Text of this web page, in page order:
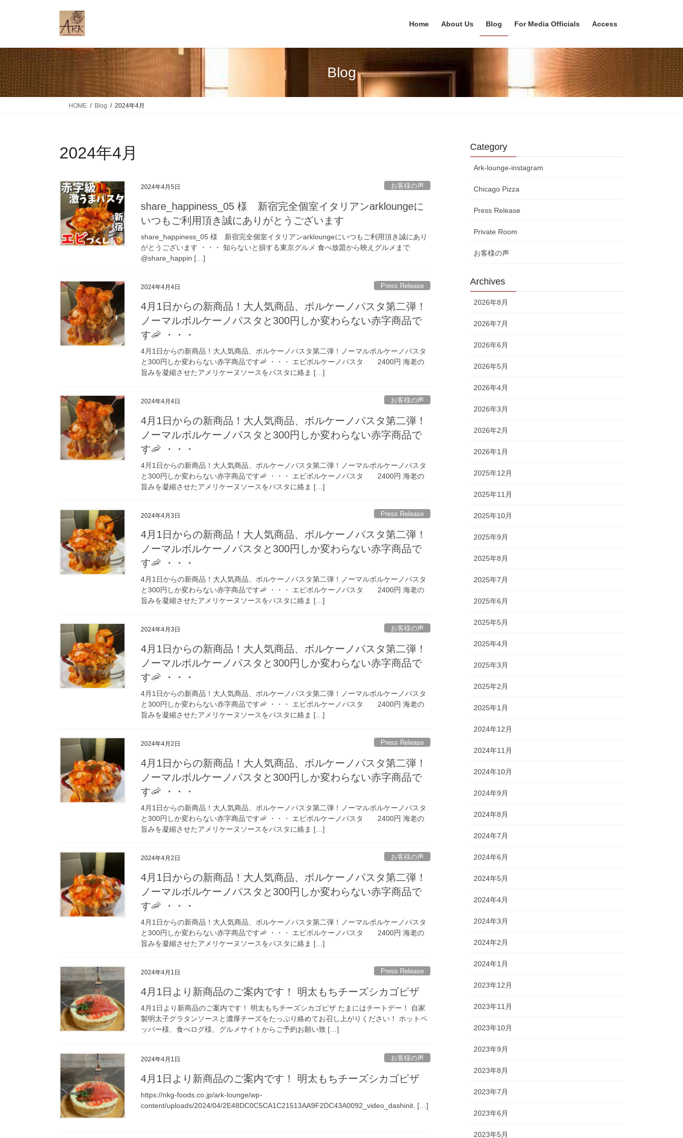
ツ
に
移
動
シ
ョ
ン
に
Home About Us Blog For Media Officials Access
Blog
HOME Blog 2024年4月
2024年4月
2024年4月5日 お客様の声
share_happiness_05 様 新宿完全個室イタリアンarkloungeに
いつもご利用頂き誠にありがとうございます
share_happiness_05 様 新宿完全個室イタリアンarkloungeにいつもご利用頂き誠にあり
がとうございます ・・・ 知らないと損する東京グルメ︎ 食べ放題から映えグルメまで️
@share_happin […]
2024年4月4日 Press Release
4月1日からの新商品！大人気商品、ボルケーノパスタ第二弾！
ノーマルボルケーノパスタと300円しか変わらない赤字商品で
す🦐 ・・・
4月1日からの新商品！大人気商品、ボルケーノパスタ第二弾！ノーマルボルケーノパスタ
と300円しか変わらない赤字商品です🦐 ・・・ エビボルケーノパスタ 2400円 海老の
旨みを凝縮させたアメリケーヌソースをパスタに絡ま […]
2024年4月4日 お客様の声
4月1日からの新商品！大人気商品、ボルケーノパスタ第二弾！
ノーマルボルケーノパスタと300円しか変わらない赤字商品で
す🦐 ・・・
4月1日からの新商品！大人気商品、ボルケーノパスタ第二弾！ノーマルボルケーノパスタ
と300円しか変わらない赤字商品です🦐 ・・・ エビボルケーノパスタ 2400円 海老の
旨みを凝縮させたアメリケーヌソースをパスタに絡ま […]
2024年4月3日 Press Release
4月1日からの新商品！大人気商品、ボルケーノパスタ第二弾！
ノーマルボルケーノパスタと300円しか変わらない赤字商品で
す🦐 ・・・
4月1日からの新商品！大人気商品、ボルケーノパスタ第二弾！ノーマルボルケーノパスタ
と300円しか変わらない赤字商品です🦐 ・・・ エビボルケーノパスタ 2400円 海老の
旨みを凝縮させたアメリケーヌソースをパスタに絡ま […]
2024年4月3日 お客様の声
4月1日からの新商品！大人気商品、ボルケーノパスタ第二弾！
ノーマルボルケーノパスタと300円しか変わらない赤字商品で
す🦐 ・・・
4月1日からの新商品！大人気商品、ボルケーノパスタ第二弾！ノーマルボルケーノパスタ
と300円しか変わらない赤字商品です🦐 ・・・ エビボルケーノパスタ 2400円 海老の
旨みを凝縮させたアメリケーヌソースをパスタに絡ま […]
2024年4月2日 Press Release
4月1日からの新商品！大人気商品、ボルケーノパスタ第二弾！
ノーマルボルケーノパスタと300円しか変わらない赤字商品で
す🦐 ・・・
4月1日からの新商品！大人気商品、ボルケーノパスタ第二弾！ノーマルボルケーノパスタ
と300円しか変わらない赤字商品です🦐 ・・・ エビボルケーノパスタ 2400円 海老の
旨みを凝縮させたアメリケーヌソースをパスタに絡ま […]
2024年4月2日 お客様の声
4月1日からの新商品！大人気商品、ボルケーノパスタ第二弾！
ノーマルボルケーノパスタと300円しか変わらない赤字商品で
す🦐 ・・・
4月1日からの新商品！大人気商品、ボルケーノパスタ第二弾！ノーマルボルケーノパスタ
と300円しか変わらない赤字商品です🦐 ・・・ エビボルケーノパスタ 2400円 海老の
旨みを凝縮させたアメリケーヌソースをパスタに絡ま […]
2024年4月1日 Press Release
4月1日より新商品のご案内です！ 明太もちチーズシカゴピザ
4月1日より新商品のご案内です！ 明太もちチーズシカゴピザ たまにはチートデー！ 自家
製明太子グラタンソースと濃厚チーズをたっぷり絡めてお召し上がりください！ ホットペ
ッパー様、食べログ様、グルメサイトからご予約お願い致 […]
2024年4月1日 お客様の声
4月1日より新商品のご案内です！ 明太もちチーズシカゴピザ
https://nkg-foods.co.jp/ark-lounge/wp-
content/uploads/2024/04/2E48DC0C5CA1C21513AA9F2DC43A0092_video_dashinit. […]
Category
Ark-lounge-instagram
Chicago Pizza
Press Release
Private Room
お客様の声
Archives
2026年8月
2026年7月
2026年6月
2026年5月
2026年4月
2026年3月
2026年2月
2026年1月
2025年12月
2025年11月
2025年10月
2025年9月
2025年8月
2025年7月
2025年6月
2025年5月
2025年4月
2025年3月
2025年2月
2025年1月
2024年12月
2024年11月
2024年10月
2024年9月
2024年8月
2024年7月
2024年6月
2024年5月
2024年4月
2024年3月
2024年2月
2024年1月
2023年12月
2023年11月
2023年10月
2023年9月
2023年8月
2023年7月
2023年6月
2023年5月